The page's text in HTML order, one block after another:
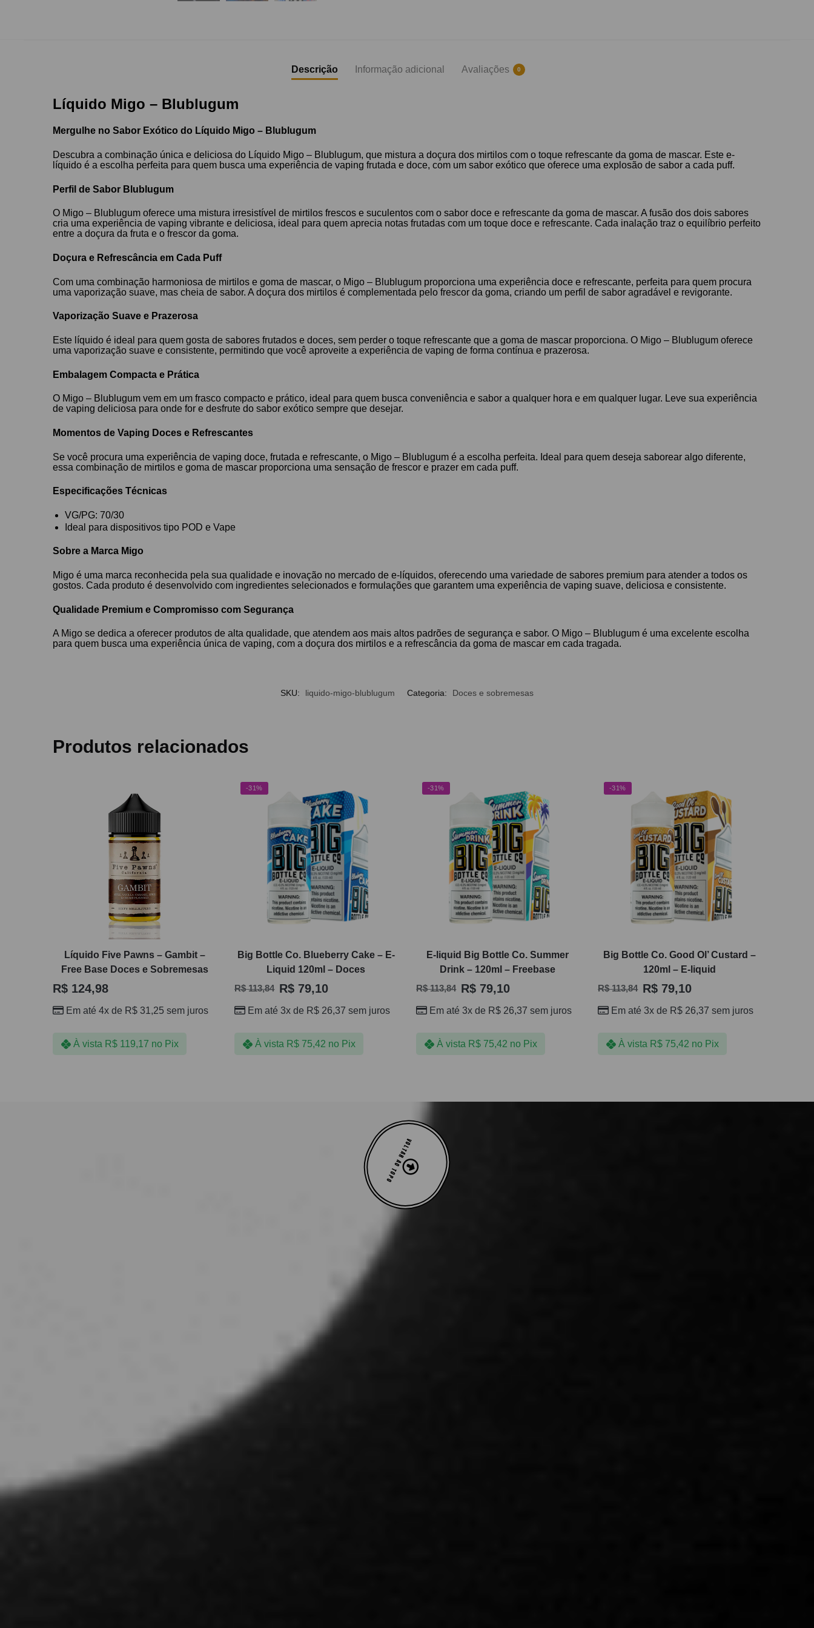
Descrição Informação adicional Avaliações 0
Líquido Migo – Blublugum
Mergulhe no Sabor Exótico do Líquido Migo – Blublugum
Descubra a combinação única e deliciosa do Líquido Migo – Blublugum, que mistura a doçura dos mirtilos com o toque refrescante da goma de mascar. Este e-
líquido é a escolha perfeita para quem busca uma experiência de vaping frutada e doce, com um sabor exótico que oferece uma explosão de sabor a cada puff.
Perfil de Sabor Blublugum
O Migo – Blublugum oferece uma mistura irresistível de mirtilos frescos e suculentos com o sabor doce e refrescante da goma de mascar. A fusão dos dois sabores
cria uma experiência de vaping vibrante e deliciosa, ideal para quem aprecia notas frutadas com um toque doce e refrescante. Cada inalação traz o equilíbrio perfeito
entre a doçura da fruta e o frescor da goma.
Doçura e Refrescância em Cada Puff
Com uma combinação harmoniosa de mirtilos e goma de mascar, o Migo – Blublugum proporciona uma experiência doce e refrescante, perfeita para quem procura
uma vaporização suave, mas cheia de sabor. A doçura dos mirtilos é complementada pelo frescor da goma, criando um perfil de sabor agradável e revigorante.
Vaporização Suave e Prazerosa
Este líquido é ideal para quem gosta de sabores frutados e doces, sem perder o toque refrescante que a goma de mascar proporciona. O Migo – Blublugum oferece
uma vaporização suave e consistente, permitindo que você aproveite a experiência de vaping de forma contínua e prazerosa.
Embalagem Compacta e Prática
O Migo – Blublugum vem em um frasco compacto e prático, ideal para quem busca conveniência e sabor a qualquer hora e em qualquer lugar. Leve sua experiência
de vaping deliciosa para onde for e desfrute do sabor exótico sempre que desejar.
Momentos de Vaping Doces e Refrescantes
Se você procura uma experiência de vaping doce, frutada e refrescante, o Migo – Blublugum é a escolha perfeita. Ideal para quem deseja saborear algo diferente,
essa combinação de mirtilos e goma de mascar proporciona uma sensação de frescor e prazer em cada puff.
Especificações Técnicas
VG/PG: 70/30
Ideal para dispositivos tipo POD e Vape
Sobre a Marca Migo
Migo é uma marca reconhecida pela sua qualidade e inovação no mercado de e-líquidos, oferecendo uma variedade de sabores premium para atender a todos os
gostos. Cada produto é desenvolvido com ingredientes selecionados e formulações que garantem uma experiência de vaping suave, deliciosa e consistente.
Qualidade Premium e Compromisso com Segurança
A Migo se dedica a oferecer produtos de alta qualidade, que atendem aos mais altos padrões de segurança e sabor. O Migo – Blublugum é uma excelente escolha
para quem busca uma experiência única de vaping, com a doçura dos mirtilos e a refrescância da goma de mascar em cada tragada.
SKU: liquido-migo-blublugum Categoria: Doces e sobremesas
Produtos relacionados
Líquido Five Pawns – Gambit –
Free Base Doces e Sobremesas
R$ 124,98
Em até 4x de R$ 31,25 sem juros
À vista R$119,17 no Pix
-31%
Big Bottle Co. Blueberry Cake – E-
Liquid 120ml – Doces
R$113,84 R$ 79,10
Em até 3x de R$ 26,37 sem juros
À vista R$75,42 no Pix
-31%
E-liquid Big Bottle Co. Summer
Drink – 120ml – Freebase
R$113,84 R$79,10
Em até 3x de R$26,37 sem juros
À vista R$75,42 no Pix
-31%
Big Bottle Co. Good Ol’ Custard –
120ml – E-liquid
R$113,84 R$79,10
Em até 3x de R$26,37 sem juros
À vista R$75,42 no Pix
VOLTAR AO TOPO